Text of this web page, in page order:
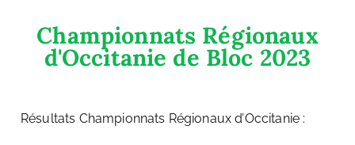
Championnats Régionaux
d'Occitanie de Bloc 2023
Résultats Championnats Régionaux d’Occitanie :